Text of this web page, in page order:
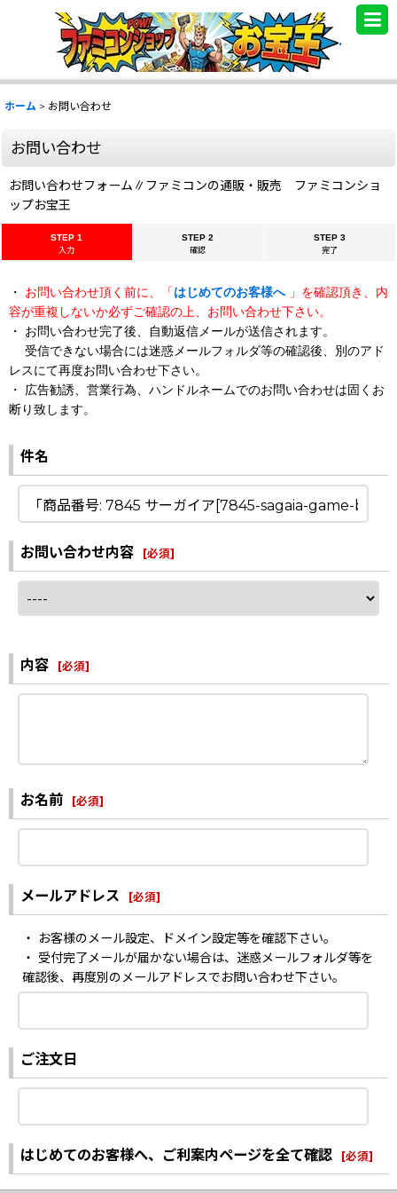
.
ホーム > お問い合わせ
お問い合わせ
お問い合わせフォーム∥ファミコンの通販・販売 ファミコンショ
ップお宝王
STEP 1
入力
STEP 2
確認
STEP 3
完了
・ お問い合わせ頂く前に、「はじめてのお客様へ 」を確認頂き、内
容が重複しないか必ずご確認の上、お問い合わせ下さい。
・ お問い合わせ完了後、自動返信メールが送信されます。
受信できない場合には迷惑メールフォルダ等の確認後、別のアド
レスにて再度お問い合わせ下さい。
・ 広告勧誘、営業行為、ハンドルネームでのお問い合わせは固くお
断り致します。
件名
お問い合わせ内容 [必須]
内容 [必須]
お名前 [必須]
メールアドレス [必須]
・ お客様のメール設定、ドメイン設定等を確認下さい。
・ 受付完了メールが届かない場合は、迷惑メールフォルダ等を
確認後、再度別のメールアドレスでお問い合わせ下さい。
ご注文日
はじめてのお客様へ、ご利案内ページを全て確認 [必須]